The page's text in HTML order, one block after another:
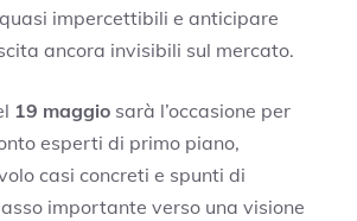
impercettibili e anticipare
ancora invisibili sul mercato.
19 maggio sarà l’occasione per
esperti di primo piano,
casi concreti e spunti di
importante verso una visione